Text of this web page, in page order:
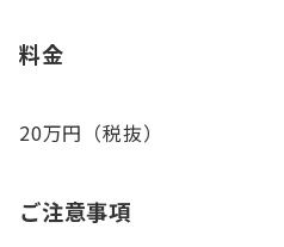
料金
20万円（税抜）
ご注意事項